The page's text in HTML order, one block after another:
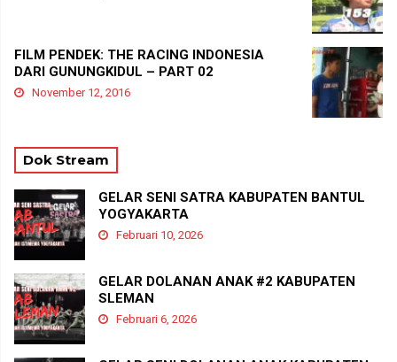
FILM PENDEK: THE RACING INDONESIA
DARI GUNUNGKIDUL – PART 02
November 12, 2016
Dok Stream
GELAR SENI SATRA KABUPATEN BANTUL
YOGYAKARTA
Februari 10, 2026
GELAR DOLANAN ANAK #2 KABUPATEN
SLEMAN
Februari 6, 2026